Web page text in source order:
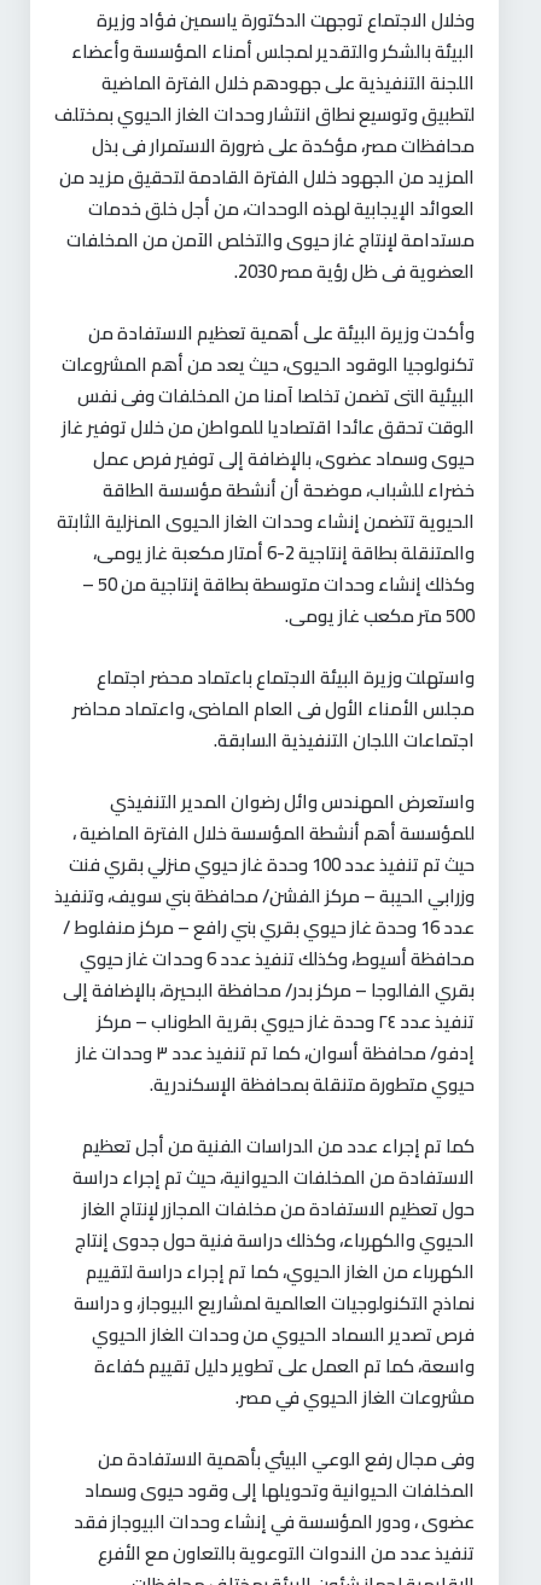
وخلال الاجتماع توجهت الدكتورة ياسمين فؤاد وزيرة
البيئة بالشكر والتقدير لمجلس أمناء المؤسسة وأعضاء
اللجنة التنفيذية على جهودهم خلال الفترة الماضية
لتطبيق وتوسيع نطاق انتشار وحدات الغاز الحيوي بمختلف
محافظات مصر، مؤكدة على ضرورة الاستمرار فى بذل
المزيد من الجهود خلال الفترة القادمة لتحقيق مزيد من
العوائد الإيجابية لهذه الوحدات، من أجل خلق خدمات
مستدامة لإنتاج غاز حيوى والتخلص الآمن من المخلفات
العضوية فى ظل رؤية مصر 2030.
وأكدت وزيرة البيئة على أهمية تعظيم الاستفادة من
تكنولوجيا الوقود الحيوى، حيث يعد من أهم المشروعات
البيئية التى تضمن تخلصا آمنا من المخلفات وفى نفس
الوقت تحقق عائدا اقتصاديا للمواطن من خلال توفير غاز
حيوى وسماد عضوى، بالإضافة إلى توفير فرص عمل
خضراء للشباب، موضحة أن أنشطة مؤسسة الطاقة
الحيوية تتضمن إنشاء وحدات الغاز الحيوى المنزلية الثابتة
والمتنقلة بطاقة إنتاجية 2-6 أمتار مكعبة غاز يومى،
وكذلك إنشاء وحدات متوسطة بطاقة إنتاجية من 50 –
500 متر مكعب غاز يومى.
واستهلت وزيرة البيئة الاجتماع باعتماد محضر اجتماع
مجلس الأمناء الأول فى العام الماضى، واعتماد محاضر
اجتماعات اللجان التنفيذية السابقة.
واستعرض المهندس وائل رضوان المدير التنفيذي
للمؤسسة أهم أنشطة المؤسسة خلال الفترة الماضية ،
حيث تم تنفيذ عدد 100 وحدة غاز حيوي منزلي بقري فنت
وزرابي الحيبة – مركز الفشن/ محافظة بني سويف، وتنفيذ
عدد 16 وحدة غاز حيوي بقري بني رافع – مركز منفلوط /
محافظة أسيوط، وكذلك تنفيذ عدد 6 وحدات غاز حيوي
بقري الفالوجا – مركز بدر/ محافظة البحيرة، بالإضافة إلى
تنفيذ عدد ٢٤ وحدة غاز حيوي بقرية الطوناب – مركز
إدفو/ محافظة أسوان، كما تم تنفيذ عدد ٣ وحدات غاز
حيوي متطورة متنقلة بمحافظة الإسكندرية.
كما تم إجراء عدد من الدراسات الفنية من أجل تعظيم
الاستفادة من المخلفات الحيوانية، حيث تم إجراء دراسة
حول تعظيم الاستفادة من مخلفات المجازر لإنتاج الغاز
الحيوي والكهرباء، وكذلك دراسة فنية حول جدوى إنتاج
الكهرباء من الغاز الحيوي، كما تم إجراء دراسة لتقييم
نماذج التكنولوجيات العالمية لمشاريع البيوجاز، و دراسة
فرص تصدير السماد الحيوي من وحدات الغاز الحيوي
واسعة، كما تم العمل على تطوير دليل تقييم كفاءة
مشروعات الغاز الحيوي في مصر.
وفى مجال رفع الوعي البيئي بأهمية الاستفادة من
المخلفات الحيوانية وتحويلها إلى وقود حيوى وسماد
عضوى ، ودور المؤسسة في إنشاء وحدات البيوجاز فقد
تنفيذ عدد من الندوات التوعوية بالتعاون مع الأفرع